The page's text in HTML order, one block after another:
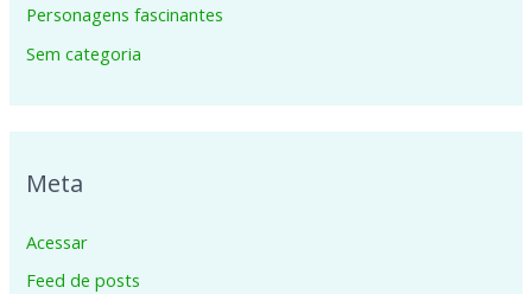
Personagens fascinantes
Sem categoria
Meta
Acessar
Feed de posts